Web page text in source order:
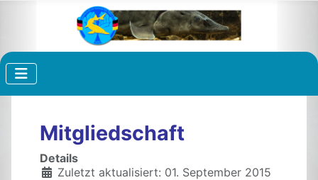
Mitgliedschaft
Details
Zuletzt aktualisiert: 01. September 2015